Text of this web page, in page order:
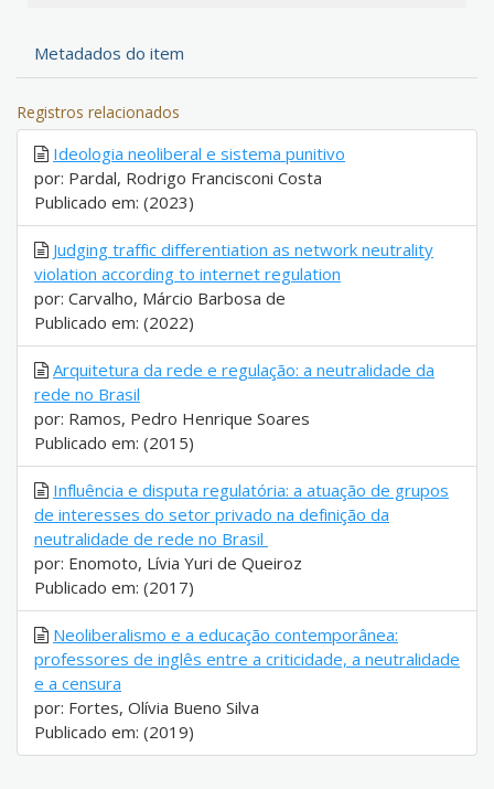
Metadados do item
Registros relacionados
Ideologia neoliberal e sistema punitivo
por: Pardal, Rodrigo Francisconi Costa
Publicado em: (2023)
Judging traffic differentiation as network neutrality
violation according to internet regulation
por: Carvalho, Márcio Barbosa de
Publicado em: (2022)
Arquitetura da rede e regulação: a neutralidade da
rede no Brasil
por: Ramos, Pedro Henrique Soares
Publicado em: (2015)
Influência e disputa regulatória: a atuação de grupos
de interesses do setor privado na definição da
neutralidade de rede no Brasil
por: Enomoto, Lívia Yuri de Queiroz
Publicado em: (2017)
Neoliberalismo e a educação contemporânea:
professores de inglês entre a criticidade, a neutralidade
e a censura
por: Fortes, Olívia Bueno Silva
Publicado em: (2019)